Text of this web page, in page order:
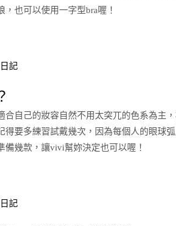
也可以使用一字型bra喔！
記
自己的妝容自然不用太突兀的色系為主
得要多練習試戴幾次，因為每個人的眼球
幾款，讓vivi幫妳決定也可以喔！
記